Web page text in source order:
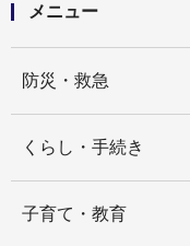
メニュー
防災・救急
くらし・手続き
子育て・教育